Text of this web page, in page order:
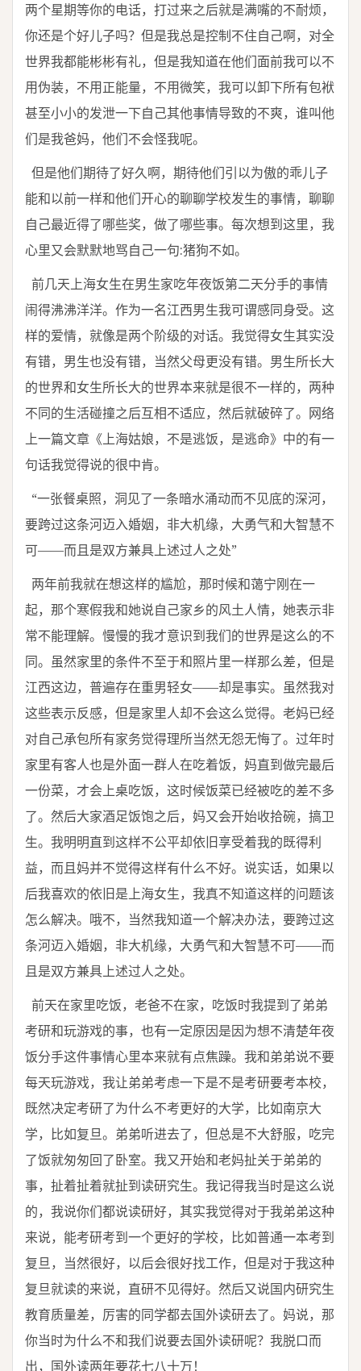
两个星期等你的电话，打过来之后就是满嘴的不耐烦，
你还是个好儿子吗？但是我总是控制不住自己啊，对全
世界我都能彬彬有礼，但是我知道在他们面前我可以不
用伪装，不用正能量，不用微笑，我可以卸下所有包袱
甚至小小的发泄一下自己其他事情导致的不爽，谁叫他
们是我爸妈，他们不会怪我呢。
但是他们期待了好久啊，期待他们引以为傲的乖儿子
能和以前一样和他们开心的聊聊学校发生的事情，聊聊
自己最近得了哪些奖，做了哪些事。每次想到这里，我
心里又会默默地骂自己一句:猪狗不如。
前几天上海女生在男生家吃年夜饭第二天分手的事情
闹得沸沸洋洋。作为一名江西男生我可谓感同身受。这
样的爱情，就像是两个阶级的对话。我觉得女生其实没
有错，男生也没有错，当然父母更没有错。男生所长大
的世界和女生所长大的世界本来就是很不一样的，两种
不同的生活碰撞之后互相不适应，然后就破碎了。网络
上一篇文章《上海姑娘，不是逃饭，是逃命》中的有一
句话我觉得说的很中肯。
“一张餐桌照，洞见了一条暗水涌动而不见底的深河，
要跨过这条河迈入婚姻，非大机缘，大勇气和大智慧不
可——而且是双方兼具上述过人之处”
两年前我就在想这样的尴尬，那时候和蔼宁刚在一
起，那个寒假我和她说自己家乡的风土人情，她表示非
常不能理解。慢慢的我才意识到我们的世界是这么的不
同。虽然家里的条件不至于和照片里一样那么差，但是
江西这边，普遍存在重男轻女——却是事实。虽然我对
这些表示反感，但是家里人却不会这么觉得。老妈已经
对自己承包所有家务觉得理所当然无怨无悔了。过年时
家里有客人也是外面一群人在吃着饭，妈直到做完最后
一份菜，才会上桌吃饭，这时候饭菜已经被吃的差不多
了。然后大家酒足饭饱之后，妈又会开始收拾碗，搞卫
生。我明明直到这样不公平却依旧享受着我的既得利
益，而且妈并不觉得这样有什么不好。说实话，如果以
后我喜欢的依旧是上海女生，我真不知道这样的问题该
怎么解决。哦不，当然我知道一个解决办法，要跨过这
条河迈入婚姻，非大机缘，大勇气和大智慧不可——而
且是双方兼具上述过人之处。
前天在家里吃饭，老爸不在家，吃饭时我提到了弟弟
考研和玩游戏的事，也有一定原因是因为想不清楚年夜
饭分手这件事情心里本来就有点焦躁。我和弟弟说不要
每天玩游戏，我让弟弟考虑一下是不是考研要考本校，
既然决定考研了为什么不考更好的大学，比如南京大
学，比如复旦。弟弟听进去了，但总是不大舒服，吃完
了饭就匆匆回了卧室。我又开始和老妈扯关于弟弟的
事，扯着扯着就扯到读研究生。我记得我当时是这么说
的，我说你们都说读研好，其实我觉得对于我弟弟这种
来说，能考研考到一个更好的学校，比如普通一本考到
复旦，当然很好，以后会很好找工作，但是对于我这种
复旦就读的来说，直研不见得好。然后又说国内研究生
教育质量差，厉害的同学都去国外读研去了。妈说，那
你当时为什么不和我们说要去国外读研呢？我脱口而
出，国外读两年要花七八十万！